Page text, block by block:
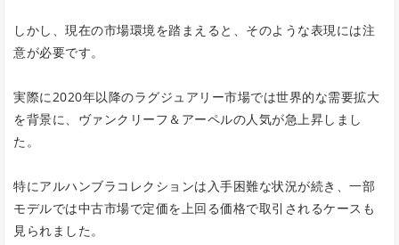
しかし、現在の市場環境を踏まえると、そのような表現には注
意が必要です。
実際に2020年以降のラグジュアリー市場では世界的な需要拡大
を背景に、ヴァンクリーフ＆アーペルの人気が急上昇しまし
た。
特にアルハンブラコレクションは入手困難な状況が続き、一部
モデルでは中古市場で定価を上回る価格で取引されるケースも
見られました。